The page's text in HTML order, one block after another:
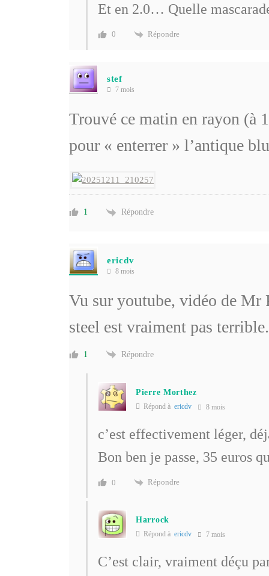
Et en 2.0… Quelle
0 Répondre
stef
7 mois
Trouvé ce matin en rayon (à
pour « enterrer » l’antique
1 Répondre
ericdv
8 mois
Vu sur youtube, vidéo de Mr
steel est vraiment pas terrible.
1 Répondre
Pierre Morthez
Répond à ericdv 8 mois
c’est effectivement léger,
Bon ben je passe, 35 euros
0 Répondre
Harrock
Répond à ericdv 7 mois
C’est clair, vraiment déçu